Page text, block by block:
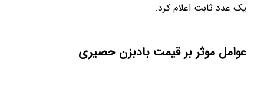
یک عدد ثابت اعلام کرد.
عوامل موثر بر قیمت بادبزن حصیری